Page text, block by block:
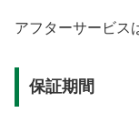
アフターサービス
保証期間